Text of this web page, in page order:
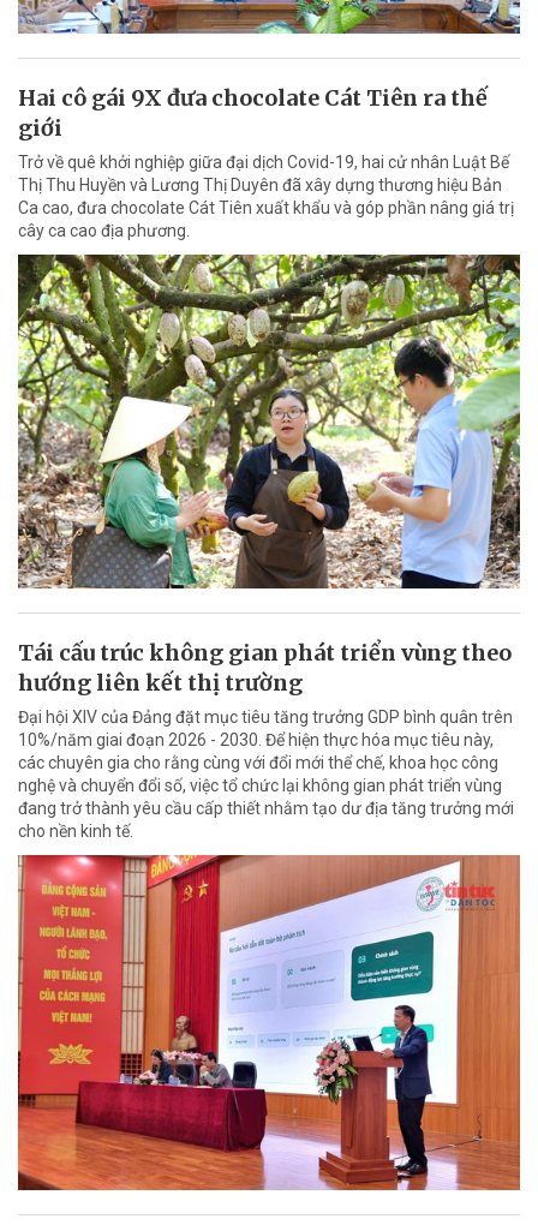
Hai cô gái 9X đưa chocolate Cát Tiên ra thế
giới
Trở về quê khởi nghiệp giữa đại dịch Covid-19, hai cử nhân Luật Bế
Thị Thu Huyền và Lương Thị Duyên đã xây dựng thương hiệu Bản
Ca cao, đưa chocolate Cát Tiên xuất khẩu và góp phần nâng giá trị
cây ca cao địa phương.
Tái cấu trúc không gian phát triển vùng theo
hướng liên kết thị trường
Đại hội XIV của Đảng đặt mục tiêu tăng trưởng GDP bình quân trên
10%/năm giai đoạn 2026 - 2030. Để hiện thực hóa mục tiêu này,
các chuyên gia cho rằng cùng với đổi mới thể chế, khoa học công
nghệ và chuyển đổi số, việc tổ chức lại không gian phát triển vùng
đang trở thành yêu cầu cấp thiết nhằm tạo dư địa tăng trưởng mới
cho nền kinh tế.